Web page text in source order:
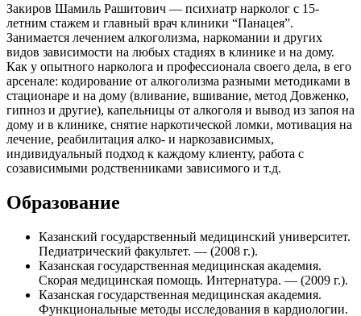
Закиров Шамиль Рашитович — психиатр нарколог с 15-
летним стажем и главный врач клиники “Панацея”.
Занимается лечением алкоголизма, наркомании и других
видов зависимости на любых стадиях в клинике и на дому.
Как у опытного нарколога и профессионала своего дела, в его
арсенале: кодирование от алкоголизма разными методиками в
стационаре и на дому (вливание, вшивание, метод Довженко,
гипноз и другие), капельницы от алкоголя и вывод из запоя на
дому и в клинике, снятие наркотической ломки, мотивация на
лечение, реабилитация алко- и наркозависимых,
индивидуальный подход к каждому клиенту, работа с
созависимыми родственниками зависимого и т.д.
Образование
Казанский государственный медицинский университет.
Педиатрический факультет. — (2008 г.).
Казанская государственная медицинская академия.
Скорая медицинская помощь. Интернатура. — (2009 г.).
Казанская государственная медицинская академия.
Функциональные методы исследования в кардиологии.